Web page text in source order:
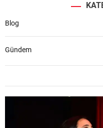
Blog
Gündem